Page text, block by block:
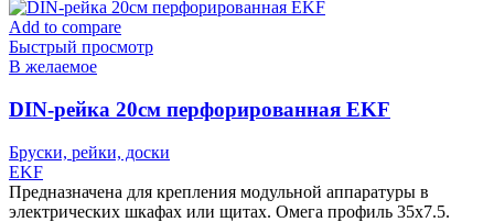
Add to compare
Быстрый просмотр
В желаемое
DIN-рейка 20см перфорированная EKF
Бруски, рейки, доски
EKF
Предназначена для крепления модульной аппаратуры в
электрических шкафах или щитах. Омега профиль 35х7.5.